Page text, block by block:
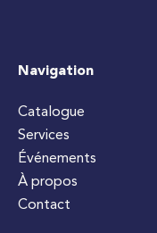
Navigation
Catalogue
Services
Événements
À propos
Contact